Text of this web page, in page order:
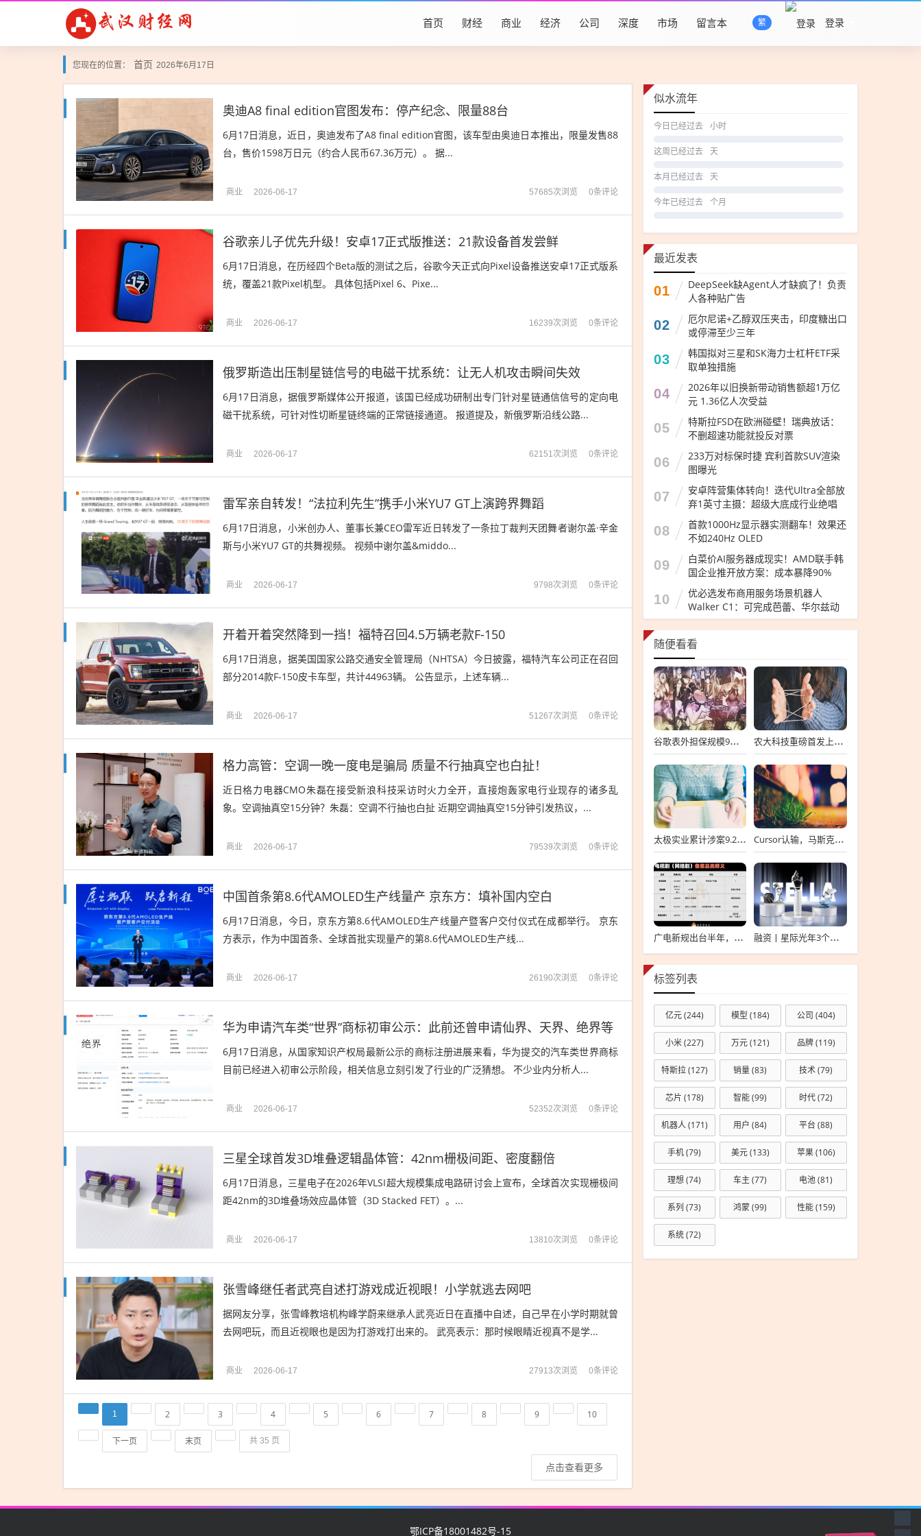
登录
繁
首页 财经 商业 经济 公司 深度 市场 留言本
您现在的位置： 首页 2026年6月17日
奥迪A8 final edition官图发布：停产纪念、限量88台
6月17日消息，近日，奥迪发布了A8 final edition官图，该车型由奥迪日本推出，限量发售88
台，售价1598万日元（约合人民币67.36万元）。 据...
商业 2026-06-17 57685次浏览 0条评论
谷歌亲儿子优先升级！安卓17正式版推送：21款设备首发尝鲜
6月17日消息，在历经四个Beta版的测试之后，谷歌今天正式向Pixel设备推送安卓17正式版系
统，覆盖21款Pixel机型。 具体包括Pixel 6、Pixe...
商业 2026-06-17 16239次浏览 0条评论
俄罗斯造出压制星链信号的电磁干扰系统：让无人机攻击瞬间失效
6月17日消息，据俄罗斯媒体公开报道，该国已经成功研制出专门针对星链通信信号的定向电
磁干扰系统，可针对性切断星链终端的正常链接通道。 报道提及，新俄罗斯沿线公路...
商业 2026-06-17 62151次浏览 0条评论
雷军亲自转发！“法拉利先生”携手小米YU7 GT上演跨界舞蹈
6月17日消息，小米创办人、董事长兼CEO雷军近日转发了一条拉丁裁判天团舞者谢尔盖·辛金
斯与小米YU7 GT的共舞视频。 视频中谢尔盖&middo...
商业 2026-06-17 9798次浏览 0条评论
开着开着突然降到一挡！福特召回4.5万辆老款F-150
6月17日消息，据美国国家公路交通安全管理局（NHTSA）今日披露，福特汽车公司正在召回
部分2014款F-150皮卡车型，共计44963辆。 公告显示，上述车辆...
商业 2026-06-17 51267次浏览 0条评论
格力高管：空调一晚一度电是骗局 质量不行抽真空也白扯！
近日格力电器CMO朱磊在接受新浪科技采访时火力全开，直接炮轰家电行业现存的诸多乱
象。空调抽真空15分钟？朱磊：空调不行抽也白扯 近期空调抽真空15分钟引发热议，...
商业 2026-06-17 79539次浏览 0条评论
中国首条第8.6代AMOLED生产线量产 京东方：填补国内空白
6月17日消息，今日，京东方第8.6代AMOLED生产线量产暨客户交付仪式在成都举行。 京东
方表示，作为中国首条、全球首批实现量产的第8.6代AMOLED生产线...
商业 2026-06-17 26190次浏览 0条评论
华为申请汽车类“世界”商标初审公示：此前还曾申请仙界、天界、绝界等
6月17日消息，从国家知识产权局最新公示的商标注册进展来看，华为提交的汽车类世界商标
目前已经进入初审公示阶段，相关信息立刻引发了行业的广泛猜想。 不少业内分析人...
商业 2026-06-17 52352次浏览 0条评论
三星全球首发3D堆叠逻辑晶体管：42nm栅极间距、密度翻倍
6月17日消息，三星电子在2026年VLSI超大规模集成电路研讨会上宣布，全球首次实现栅极间
距42nm的3D堆叠场效应晶体管（3D Stacked FET）。...
商业 2026-06-17 13810次浏览 0条评论
张雪峰继任者武亮自述打游戏成近视眼！小学就逃去网吧
据网友分享，张雪峰教培机构峰学蔚来继承人武亮近日在直播中自述，自己早在小学时期就曾
去网吧玩，而且近视眼也是因为打游戏打出来的。 武亮表示：那时候眼睛近视真不是学...
商业 2026-06-17 27913次浏览 0条评论
1 2 3 4 5 6 7 8 9 10
下一页 末页 共 35 页
点击查看更多
似水流年
今日已经过去 小时
这周已经过去 天
本月已经过去 天
今年已经过去 个月
最近发表
01
DeepSeek缺Agent人才缺疯了！负责
人各种贴广告
02
厄尔尼诺+乙醇双压夹击，印度糖出口
或停滞至少三年
03
韩国拟对三星和SK海力士杠杆ETF采
取单独措施
04
2026年以旧换新带动销售额超1万亿
元 1.36亿人次受益
05
特斯拉FSD在欧洲碰壁！瑞典放话：
不删超速功能就投反对票
06
233万对标保时捷 宾利首款SUV渲染
图曝光
07
安卓阵营集体转向！迭代Ultra全部放
弃1英寸主摄：超级大底成行业绝唱
08
首款1000Hz显示器实测翻车！效果还
不如240Hz OLED
09
白菜价AI服务器成现实！AMD联手韩
国企业推开放方案：成本暴降90%
10
优必选发布商用服务场景机器人
Walker C1：可完成芭蕾、华尔兹动
作
随便看看
谷歌表外担保规模9个月涨6倍至438亿美元，用“财务兜底”换TPU芯片订单 农大科技重磅首发上会，北交所募资达4.13亿元，科技创新引领未来发展！
太极实业累计涉案9.2亿元，股价一周跌超30%，子公司起诉讨要6396万工程款 Cursor认输，马斯克没赢
广电新规出台半年，影视公司看懂这套“IP宇宙说明书”了吗？ 融资丨星际光年3个月内连续完成2轮融资，累计融资亿元
标签列表
亿元(244) 模型 (184) 公司 (404)
小米(227) 万元(121) 品牌(119)
特斯拉(127) 销量(83) 技术(79)
芯片 (178) 智能(99) 时代(72)
机器人(171) 用户 (84) 平台 (88)
手机(79) 美元(133) 苹果(106)
理想(74) 车主 (77) 电池(81)
系列 (73) 鸿蒙(99) 性能(159)
系统(72)
鄂ICP备18001482号-15